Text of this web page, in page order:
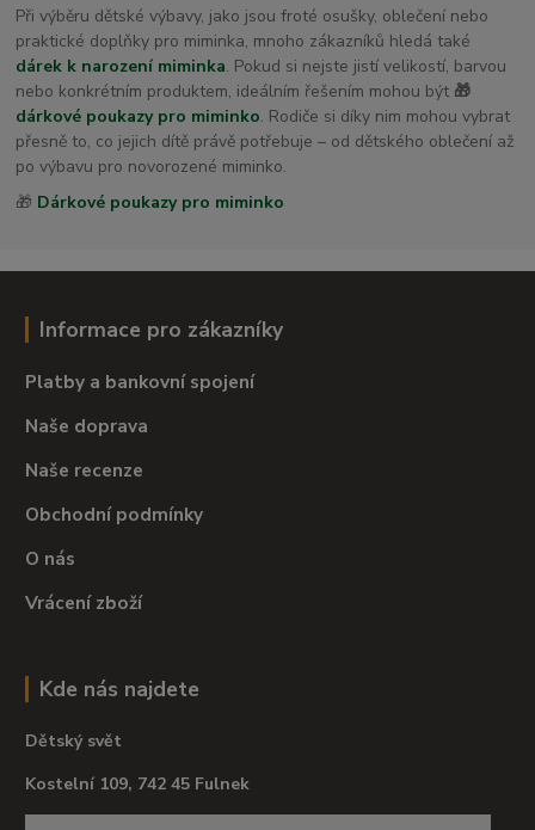
Při výběru dětské výbavy, jako jsou froté osušky, oblečení nebo
praktické doplňky pro miminka, mnoho zákazníků hledá také
dárek k narození miminka. Pokud si nejste jistí velikostí, barvou
nebo konkrétním produktem, ideálním řešením mohou být 🎁
dárkové poukazy pro miminko. Rodiče si díky nim mohou vybrat
přesně to, co jejich dítě právě potřebuje – od dětského oblečení až
po výbavu pro novorozené miminko.
🎁 Dárkové poukazy pro miminko
Informace pro zákazníky
Platby a bankovní spojení
Naše doprava
Naše recenze
Obchodní podmínky
O nás
Vrácení zboží
Kde nás najdete
Dětský svět
Kostelní 109, 742 45 Fulnek